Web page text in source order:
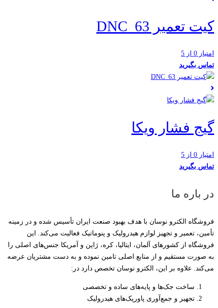
کیت تعمیر DNC_63
امتیاز 0 از 5
تماس بگیرید
گیج فشار ویکا
امتیاز 0 از 5
تماس بگیرید
در باره ما
فروشگاه الکترو نوسان با هدف بهبود صنعت ایران تأسیس شده و در زمینه
تأمین، تعمیر و تجهیز لوازم هیدرولیک و پنوماتیک فعالیت می‌کند. این
فروشگاه از کشورهای آلمان، ایتالیا، کره، ژاپن و آمریکا جنس‌های اصلی را
به صورت مستقیم و از منابع اصلی تامین نموده و به دست مشتریان عرضه
می‌کند. علاوه بر این، الکترو نوسان تخصص دارد در:
ساخت جک‌ها و پایه‌های ساده و تخصصی
تجهیز و جمع‌آوری پاورپک‌های هیدرولیک